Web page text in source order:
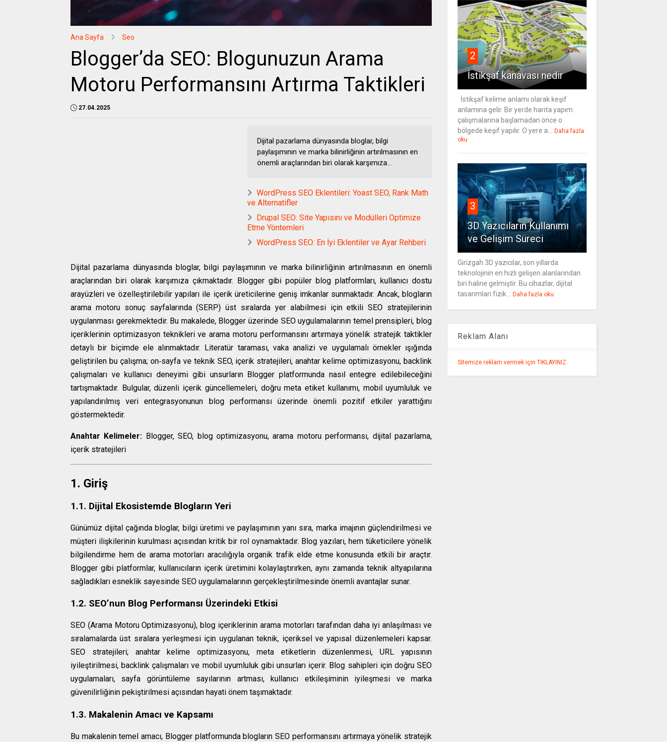
Ana Sayfa Seo
Blogger’da SEO: Blogunuzun Arama
Motoru Performansını Artırma Taktikleri
27.04.2025
Dijital pazarlama dünyasında bloglar, bilgi
paylaşımının ve marka bilinirliğinin artırılmasının en
önemli araçlarından biri olarak karşımıza...
WordPress SEO Eklentileri: Yoast SEO, Rank Math
ve Alternatifler
Drupal SEO: Site Yapısını ve Modülleri Optimize
Etme Yöntemleri
WordPress SEO: En İyi Eklentiler ve Ayar Rehberi
Dijital pazarlama dünyasında bloglar, bilgi paylaşımının ve marka bilinirliğinin artırılmasının en önemli
araçlarından biri olarak karşımıza çıkmaktadır. Blogger gibi popüler blog platformları, kullanıcı dostu
arayüzleri ve özelleştirilebilir yapıları ile içerik üreticilerine geniş imkanlar sunmaktadır. Ancak, blogların
arama motoru sonuç sayfalarında (SERP) üst sıralarda yer alabilmesi için etkili SEO stratejilerinin
uygulanması gerekmektedir. Bu makalede, Blogger üzerinde SEO uygulamalarının temel prensipleri, blog
içeriklerinin optimizasyon teknikleri ve arama motoru performansını artırmaya yönelik stratejik taktikler
detaylı bir biçimde ele alınmaktadır. Literatür taraması, vaka analizi ve uygulamalı örnekler ışığında
geliştirilen bu çalışma; on‐sayfa ve teknik SEO, içerik stratejileri, anahtar kelime optimizasyonu, backlink
çalışmaları ve kullanıcı deneyimi gibi unsurların Blogger platformunda nasıl entegre edilebileceğini
tartışmaktadır. Bulgular, düzenli içerik güncellemeleri, doğru meta etiket kullanımı, mobil uyumluluk ve
yapılandırılmış veri entegrasyonunun blog performansı üzerinde önemli pozitif etkiler yarattığını
göstermektedir.
Anahtar Kelimeler: Blogger, SEO, blog optimizasyonu, arama motoru performansı, dijital pazarlama,
içerik stratejileri
1. Giriş
1.1. Dijital Ekosistemde Blogların Yeri
Günümüz dijital çağında bloglar, bilgi üretimi ve paylaşımının yanı sıra, marka imajının güçlendirilmesi ve
müşteri ilişkilerinin kurulması açısından kritik bir rol oynamaktadır. Blog yazıları, hem tüketicilere yönelik
bilgilendirme hem de arama motorları aracılığıyla organik trafik elde etme konusunda etkili bir araçtır.
Blogger gibi platformlar, kullanıcıların içerik üretimini kolaylaştırırken, aynı zamanda teknik altyapılarına
sağladıkları esneklik sayesinde SEO uygulamalarının gerçekleştirilmesinde önemli avantajlar sunar.
1.2. SEO’nun Blog Performansı Üzerindeki Etkisi
SEO (Arama Motoru Optimizasyonu), blog içeriklerinin arama motorları tarafından daha iyi anlaşılması ve
sıralamalarda üst sıralara yerleşmesi için uygulanan teknik, içeriksel ve yapısal düzenlemeleri kapsar.
SEO stratejileri; anahtar kelime optimizasyonu, meta etiketlerin düzenlenmesi, URL yapısının
iyileştirilmesi, backlink çalışmaları ve mobil uyumluluk gibi unsurları içerir. Blog sahipleri için doğru SEO
uygulamaları, sayfa görüntüleme sayılarının artması, kullanıcı etkileşiminin iyileşmesi ve marka
güvenilirliğinin pekiştirilmesi açısından hayati önem taşımaktadır.
1.3. Makalenin Amacı ve Kapsamı
Bu makalenin temel amacı, Blogger platformunda blogların SEO performansını artırmaya yönelik stratejik
2
İstikşaf kanavası nedir
İstikşaf kelime anlamı olarak keşif
anlamına gelir. Bir yerde harita yapım
çalışmalarına başlamadan önce o
bölgede keşif yapılır. O yere a...
Daha fazla
oku
3
3D Yazıcıların Kullanımı
ve Gelişim Süreci
Girizgah 3D yazıcılar, son yıllarda
teknolojinin en hızlı gelişen alanlarından
biri haline gelmiştir. Bu cihazlar, dijital
tasarımları fizik...
Daha fazla oku
Reklam Alanı
Sitemize reklam vermek için TIKLAYINIZ.